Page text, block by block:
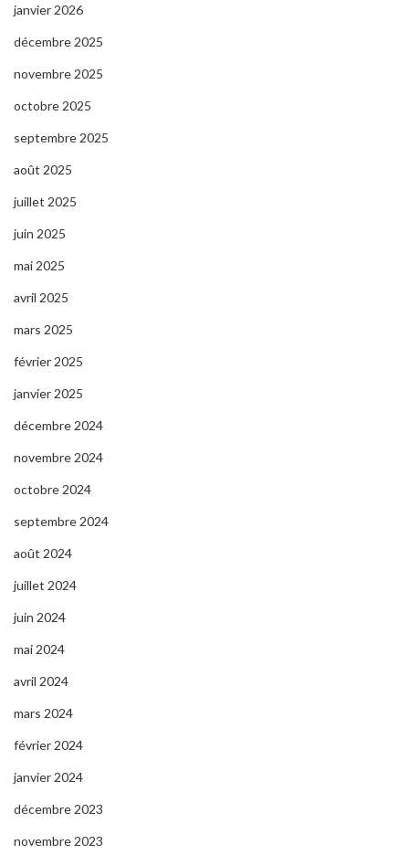
janvier 2026
décembre 2025
novembre 2025
octobre 2025
septembre 2025
août 2025
juillet 2025
juin 2025
mai 2025
avril 2025
mars 2025
février 2025
janvier 2025
décembre 2024
novembre 2024
octobre 2024
septembre 2024
août 2024
juillet 2024
juin 2024
mai 2024
avril 2024
mars 2024
février 2024
janvier 2024
décembre 2023
novembre 2023